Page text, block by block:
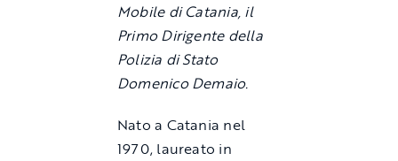
Mobile di Catania, il
Primo Dirigente della
Polizia di Stato
Domenico Demaio.
Nato a Catania nel
1970, laureato in